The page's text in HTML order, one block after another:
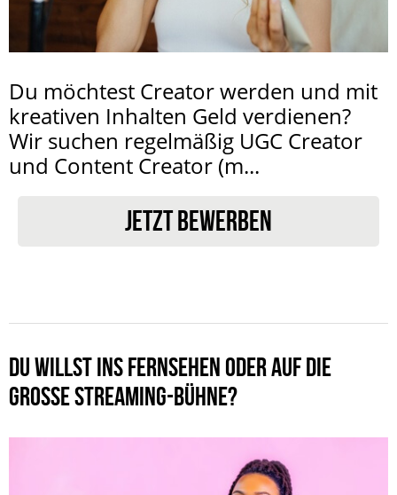
Du möchtest Creator werden und mit
kreativen Inhalten Geld verdienen?
Wir suchen regelmäßig UGC Creator
und Content Creator (m...
JETZT BEWERBEN
DU WILLST INS FERNSEHEN ODER AUF DIE
GROSSE STREAMING-BÜHNE?